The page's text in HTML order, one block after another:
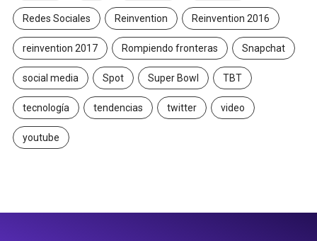
Redes Sociales Reinvention Reinvention 2016
reinvention 2017 Rompiendo fronteras Snapchat
social media Spot Super Bowl TBT
tecnología tendencias twitter video
youtube